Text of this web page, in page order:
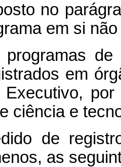
no
em si
em
ciência e
de
as